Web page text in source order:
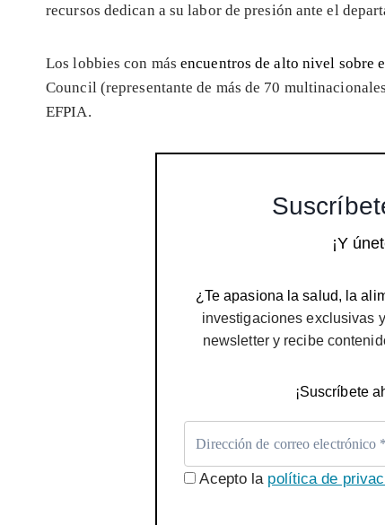
recursos dedican a su labor de presión ante el
Los lobbies con másencuentros de alto nivel sobre
Council (representante de más de 70
EFPIA.
¡Y
¿Te apasiona la salud, la
investigaciones exclusivas
newsletter y recibe
¡Suscríbete
Acepto la política de